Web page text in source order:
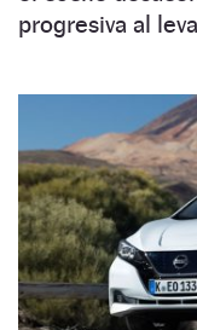
progresiva al